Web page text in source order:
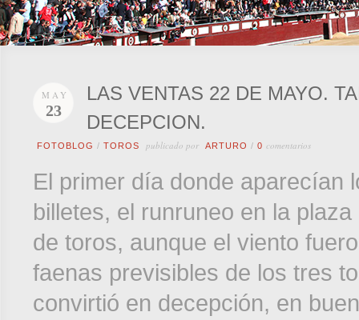
MAY
23
LAS VENTAS 22 DE MAYO.
DECEPCION.
FOTOBLOG / TOROS publicado por ARTURO / 0 comentarios
El primer día donde aparecían
billetes, el runruneo en la
de toros, aunque el viento
faenas previsibles de los tres
convirtió en decepción, en